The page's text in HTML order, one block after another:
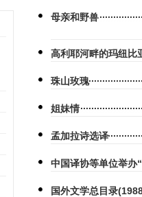
母亲和野兽
高利耶河畔的玛纽比
珠山玫瑰
姐妹情
孟加拉诗选译
中国译协等单位举办
国外文学总目录